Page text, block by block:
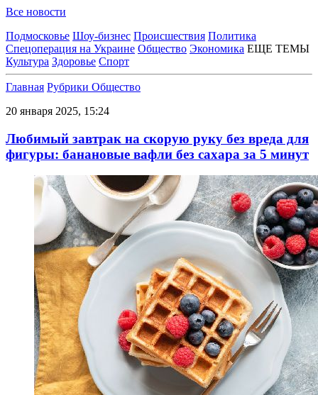
Все новости
Подмосковье Шоу-бизнес Происшествия Политика
Спецоперация на Украине Общество Экономика ЕЩЕ ТЕМЫ
Культура Здоровье Спорт
Главная Рубрики Общество
20 января 2025, 15:24
Любимый завтрак на скорую руку без вреда для
фигуры: банановые вафли без сахара за 5 минут